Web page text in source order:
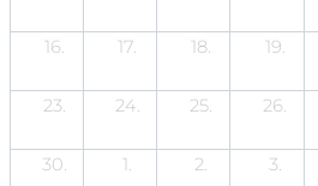
16. 17. 18. 19.
23. 24. 25. 26.
30. 1. 2. 3.